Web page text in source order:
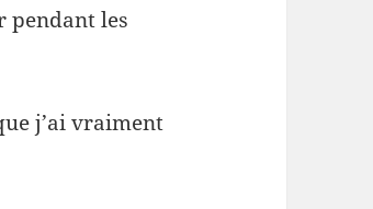
pendant les
j’ai vraiment